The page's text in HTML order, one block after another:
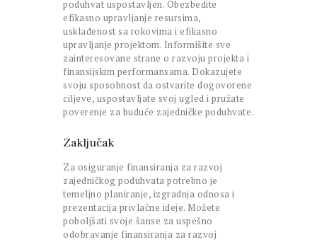
poduhvat uspostavljen. Obezbedite
efikasno upravljanje resursima,
usklađenost sa rokovima i efikasno
upravljanje projektom. Informišite sve
zainteresovane strane o razvoju projekta i
finansijskim performansama. Dokazujete
svoju sposobnost da ostvarite dogovorene
ciljeve, uspostavljate svoj ugled i pružate
poverenje za buduće zajedničke poduhvate.
Zaključak
Za osiguranje finansiranja za razvoj
zajedničkog poduhvata potrebno je
temeljno planiranje, izgradnja odnosa i
prezentacija privlačne ideje. Možete
poboljšati svoje šanse za uspešno
odobravanje finansiranja za razvoj